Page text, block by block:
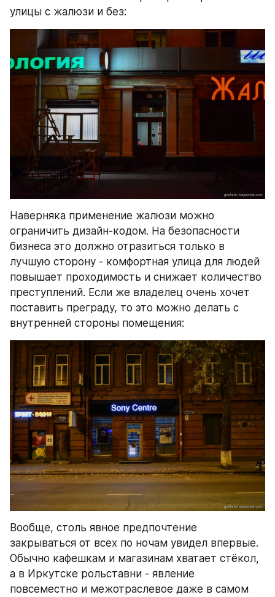
улицы с жалюзи и без:
Наверняка применение жалюзи можно
ограничить дизайн-кодом. На безопасности
бизнеса это должно отразиться только в
лучшую сторону - комфортная улица для людей
повышает проходимость и снижает количество
преступлений. Если же владелец очень хочет
поставить преграду, то это можно делать с
внутренней стороны помещения:
Вообще, столь явное предпочтение
закрываться от всех по ночам увидел впервые.
Обычно кафешкам и магазинам хватает стёкол,
а в Иркутске рольставни - явление
повсеместно и межотраслевое даже в самом